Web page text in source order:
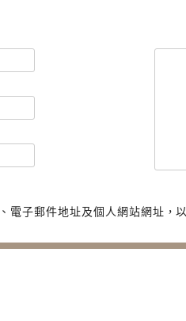
電子郵件地址及個人網站網址，